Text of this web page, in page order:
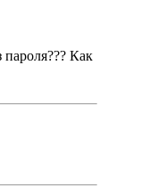
пароля??? Как